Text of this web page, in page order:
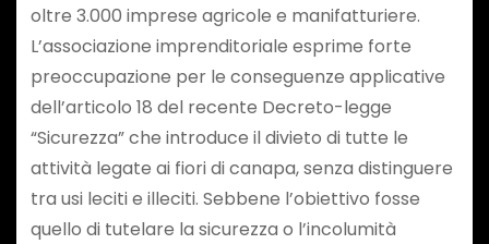
oltre 3.000 imprese agricole e manifatturiere.
L’associazione imprenditoriale esprime forte
preoccupazione per le conseguenze applicative
dell’articolo 18 del recente Decreto-legge
“Sicurezza” che introduce il divieto di tutte le
attività legate ai fiori di canapa, senza distinguere
tra usi leciti e illeciti. Sebbene l’obiettivo fosse
quello di tutelare la sicurezza o l’incolumità